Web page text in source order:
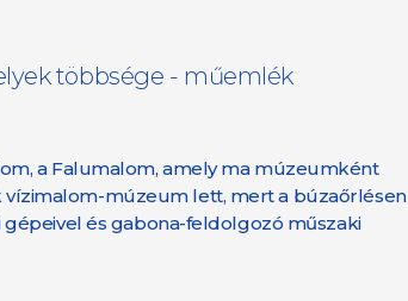
többsége - műemlék
a Falumalom, amely ma múzeumként
múzeum lett, mert a búzaőrlésen
és gabona-feldolgozó műszaki